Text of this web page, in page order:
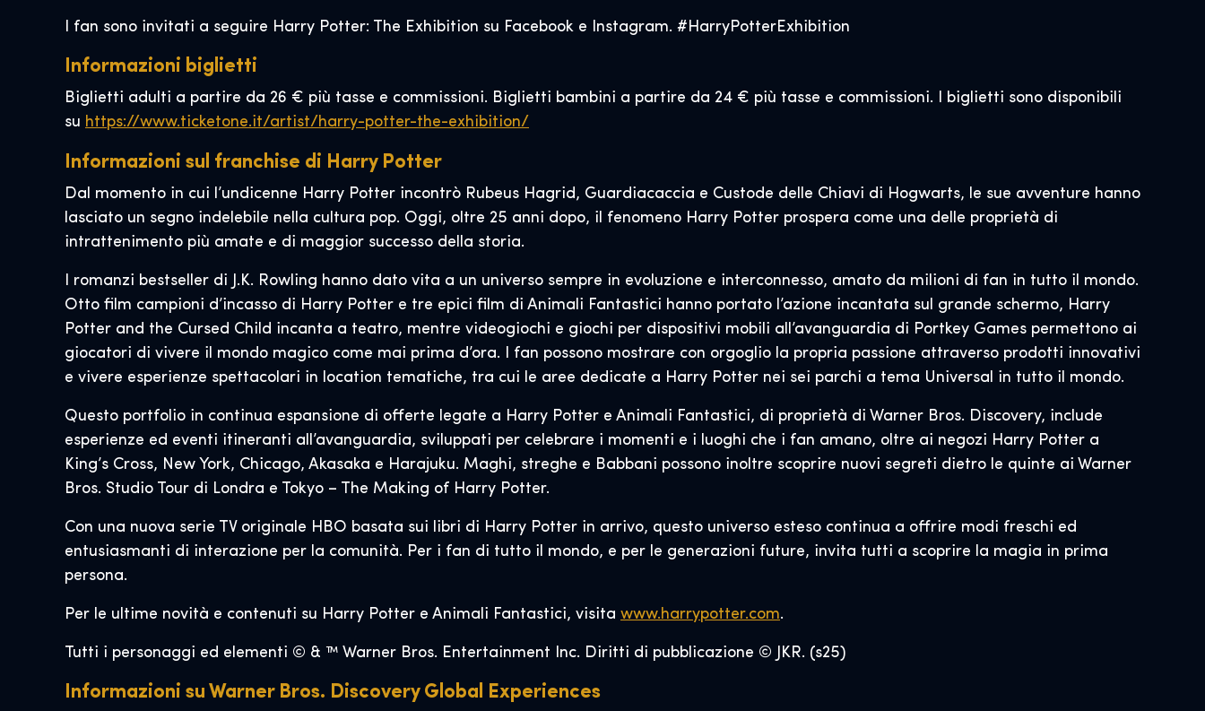
I fan sono invitati a seguire Harry Potter: The Exhibition su Facebook e Instagram. #HarryPotterExhibition
Informazioni biglietti
Biglietti adulti a partire da 26 € più tasse e commissioni. Biglietti bambini a partire da 24 € più tasse e commissioni. I biglietti sono disponibili
su https://www.ticketone.it/artist/harry-potter-the-exhibition/
Informazioni sul franchise di Harry Potter
Dal momento in cui l’undicenne Harry Potter incontrò Rubeus Hagrid, Guardiacaccia e Custode delle Chiavi di Hogwarts, le sue avventure hanno
lasciato un segno indelebile nella cultura pop. Oggi, oltre 25 anni dopo, il fenomeno Harry Potter prospera come una delle proprietà di
intrattenimento più amate e di maggior successo della storia.
I romanzi bestseller di J.K. Rowling hanno dato vita a un universo sempre in evoluzione e interconnesso, amato da milioni di fan in tutto il mondo.
Otto film campioni d’incasso di Harry Potter e tre epici film di Animali Fantastici hanno portato l’azione incantata sul grande schermo, Harry
Potter and the Cursed Child incanta a teatro, mentre videogiochi e giochi per dispositivi mobili all’avanguardia di Portkey Games permettono ai
giocatori di vivere il mondo magico come mai prima d’ora. I fan possono mostrare con orgoglio la propria passione attraverso prodotti innovativi
e vivere esperienze spettacolari in location tematiche, tra cui le aree dedicate a Harry Potter nei sei parchi a tema Universal in tutto il mondo.
Questo portfolio in continua espansione di offerte legate a Harry Potter e Animali Fantastici, di proprietà di Warner Bros. Discovery, include
esperienze ed eventi itineranti all’avanguardia, sviluppati per celebrare i momenti e i luoghi che i fan amano, oltre ai negozi Harry Potter a
King’s Cross, New York, Chicago, Akasaka e Harajuku. Maghi, streghe e Babbani possono inoltre scoprire nuovi segreti dietro le quinte ai Warner
Bros. Studio Tour di Londra e Tokyo – The Making of Harry Potter.
Con una nuova serie TV originale HBO basata sui libri di Harry Potter in arrivo, questo universo esteso continua a offrire modi freschi ed
entusiasmanti di interazione per la comunità. Per i fan di tutto il mondo, e per le generazioni future, invita tutti a scoprire la magia in prima
persona.
Per le ultime novità e contenuti su Harry Potter e Animali Fantastici, visita www.harrypotter.com.
Tutti i personaggi ed elementi © & ™ Warner Bros. Entertainment Inc. Diritti di pubblicazione © JKR. (s25)
Informazioni su Warner Bros. Discovery Global Experiences